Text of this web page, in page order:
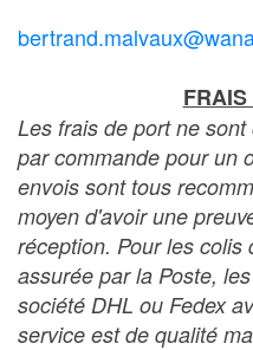
Les frais de port ne
par commande pour un
envois sont tous
moyen d'avoir une
réception. Pour les colis
assurée par la Poste,
société DHL ou Fedex
service est de qualité